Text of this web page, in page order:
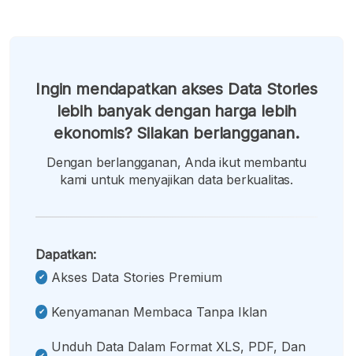
Ingin mendapatkan akses Data Stories
lebih banyak dengan harga lebih
ekonomis? Silakan berlangganan.
Dengan berlangganan, Anda ikut membantu
kami untuk menyajikan data berkualitas.
Dapatkan:
Akses Data Stories Premium
Kenyamanan Membaca Tanpa Iklan
Unduh Data Dalam Format XLS, PDF, Dan